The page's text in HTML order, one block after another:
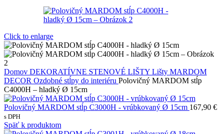
Click to enlarge
Domov DEKORATÍVNE STENOVÉ LIŠTY Lišty MARDOM
DECOR Ozdobné stĺpy do interiéru Polovičný MARDOM stĺp
C4000H – hladký Ø 15cm
Polovičný MARDOM stĺp C3000H - vrúbkovaný Ø 15cm 167,90 €
s DPH
Späť k produktom